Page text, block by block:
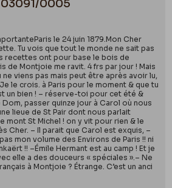
0005
le 24 juin 1879.Mon Cher
Tu vois que tout le monde ne sait pas
recettes ont pour base le bois de
de Montjoie me ravit. 4 frs par jour ! Mais
ne viens pas mais peut être après avoir lu,
le crois. à Paris pour le moment & que tu
un bien ! – réserve-toi pour cet été &
passer quinze jour à Carol où nous
lieue de St Pair dont nous parlait
mont St Michel ! on y vit pour rien & le
Cher. – Il parait que Carol est exquis, –
mon volume des Environs de Paris !! ni
!! –Émile Hermant est au camp ! Et je
elle a des douceurs « spéciales ».– Ne
à Montjoie ? Étrange. C’est un anci